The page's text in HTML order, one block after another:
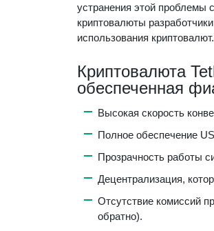
устранения этой проблемы
криптовалюты
использования криптовалют.
Криптовалюта
обеспеченная
Высокая скорость
Полное обеспечение
Прозрачность работы
Децентрализация,
Отсутствие комиссий
обратно).